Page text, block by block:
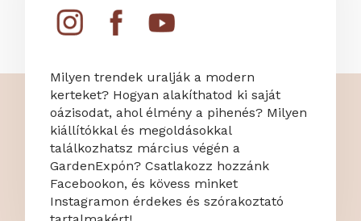
Milyen trendek uralják a modern
kerteket? Hogyan alakíthatod ki saját
oázisodat, ahol élmény a pihenés? Milyen
kiállítókkal és megoldásokkal
találkozhatsz március végén a
GardenExpón? Csatlakozz hozzánk
Facebookon, és kövess minket
Instagramon érdekes és szórakoztató